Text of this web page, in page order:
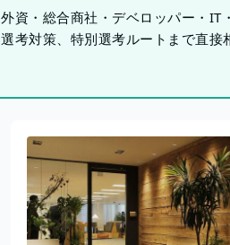
外資・総合商社・デベロッパー・IT
選考対策、特別選考ルートまで直接